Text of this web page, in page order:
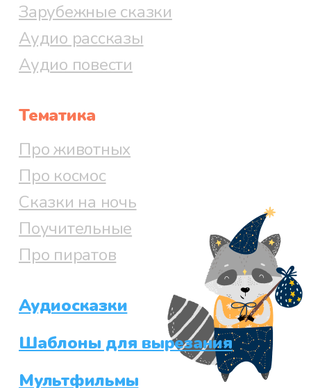
Зарубежные сказки
Аудио рассказы
Аудио повести
Тематика
Про животных
Про космос
Сказки на ночь
Поучительные
Про пиратов
Аудиосказки
Шаблоны для вырезания
Мультфильмы